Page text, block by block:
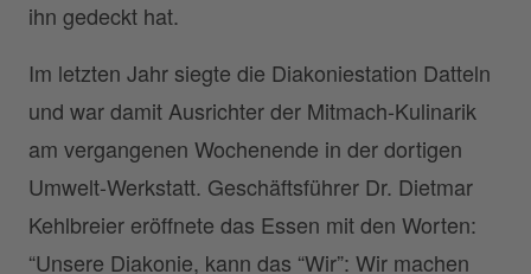
ihn gedeckt hat.
Im letzten Jahr siegte die Diakoniestation Datteln
und war damit Ausrichter der Mitmach-Kulinarik
am vergangenen Wochenende in der dortigen
Umwelt-Werkstatt. Geschäftsführer Dr. Dietmar
Kehlbreier eröffnete das Essen mit den Worten:
“Unsere Diakonie, kann das “Wir”: Wir machen